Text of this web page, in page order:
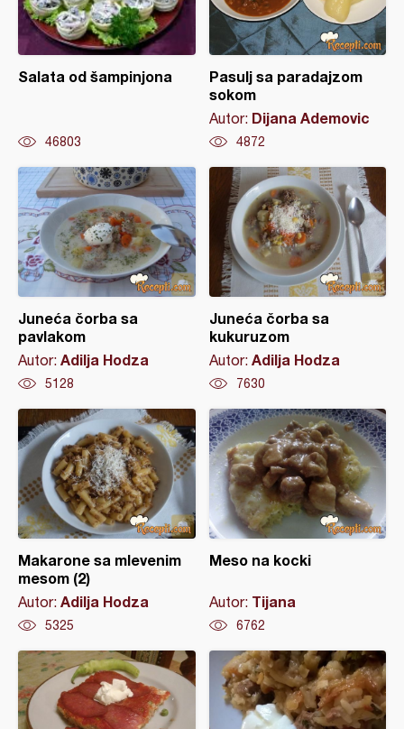
Salata od šampinjona
46803
Pasulj sa paradajzom
sokom
Autor: Dijana Ademovic
4872
Juneća čorba sa
pavlakom
Autor: Adilja Hodza
5128
Juneća čorba sa
kukuruzom
Autor: Adilja Hodza
7630
Makarone sa mlevenim
mesom (2)
Autor: Adilja Hodza
5325
Meso na kocki
Autor: Tijana
6762